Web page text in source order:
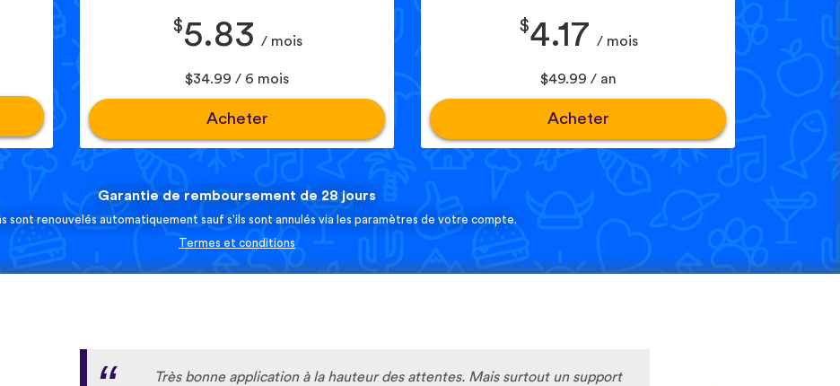
$5.83 / mois
$34.99 / 6 mois
Acheter
$4.17 / mois
$49.99 / an
Acheter
Garantie de remboursement de 28 jours
sont renouvelés automatiquement sauf s'ils sont annulés via les paramètres de votre compte.
Termes et conditions
Très bonne application à la hauteur des attentes. Mais surtout un support